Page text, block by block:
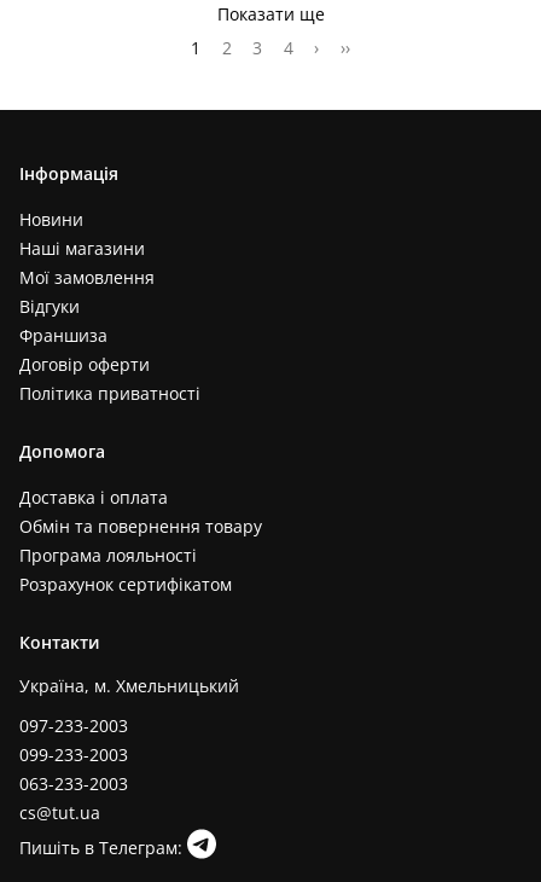
Показати ще
1
2 3 4 › ››
Інформація
Новини
Наші магазини
Мої замовлення
Відгуки
Франшиза
Договір оферти
Політика приватності
Допомога
Доставка і оплата
Обмін та повернення товару
Програма лояльності
Розрахунок сертифікатом
Контакти
Україна, м. Хмельницький
097-233-2003
099-233-2003
063-233-2003
cs@tut.ua
Пишіть в Телеграм: